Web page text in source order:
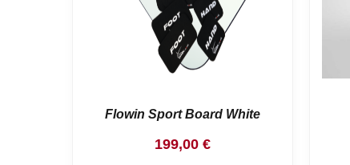
Flowin Sport Board White
199,00 €